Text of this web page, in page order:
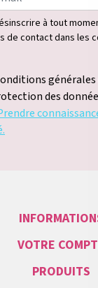
à tout
de contact dans les
des
VOTRE
PRODUITS